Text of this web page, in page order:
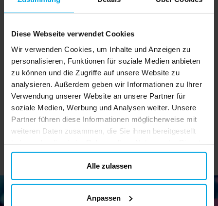
Diese Webseite verwendet Cookies
Wir verwenden Cookies, um Inhalte und Anzeigen zu
personalisieren, Funktionen für soziale Medien anbieten
zu können und die Zugriffe auf unsere Website zu
analysieren. Außerdem geben wir Informationen zu Ihrer
Verwendung unserer Website an unsere Partner für
soziale Medien, Werbung und Analysen weiter. Unsere
Partner führen diese Informationen möglicherweise mit
weiteren Daten zusammen, die Sie ihnen bereitgestellt
gesammelt haben. Ihre Einwilligung können Sie jederzeit.
Alle zulassen
Anpassen
Wasserpistole 10 cm
Preis:1,09 €
1,09 €
IN DEN KORB
Ballspiel Fang den Ball
Preis:0,99 €
0,99 €
IN DEN KORB